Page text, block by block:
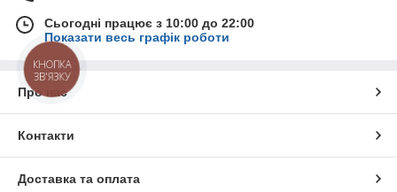
Сьогодні працює з 10:00 до 22:00
Показати весь графік роботи
Про нас
Контакти
Доставка та оплата
КНОПКА
ЗВ'ЯЗКУ